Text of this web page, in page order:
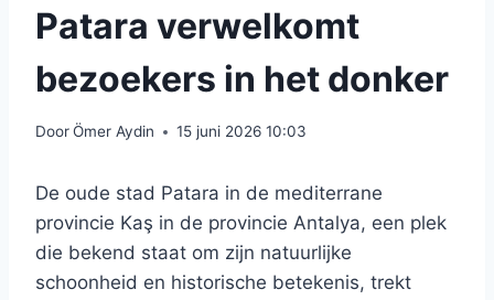
Patara verwelkomt
bezoekers in het donker
DoorÖmer Aydin 15 juni 2026 10:03
De oude stad Patara in de mediterrane
provincie Kaş in de provincie Antalya, een plek
die bekend staat om zijn natuurlijke
schoonheid en historische betekenis, trekt